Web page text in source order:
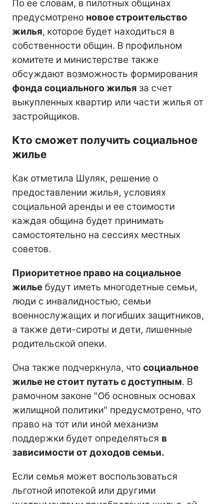
По ее словам, в пилотных общинах
предусмотрено новое строительство
жилья, которое будет находиться в
собственности общин. В профильном
комитете и министерстве также
обсуждают возможность формирования
фонда социального жилья за счет
выкупленных квартир или части жилья от
застройщиков.
Кто сможет получить социальное
жилье
Как отметила Шуляк, решение о
предоставлении жилья, условиях
социальной аренды и ее стоимости
каждая община будет принимать
самостоятельно на сессиях местных
советов.
Приоритетное право на социальное
жилье будут иметь многодетные семьи,
люди с инвалидностью, семьи
военнослужащих и погибших защитников,
а также дети-сироты и дети, лишенные
родительской опеки.
Она также подчеркнула, что социальное
жилье не стоит путать с доступным. В
рамочном законе "Об основных основах
жилищной политики" предусмотрено, что
право на тот или иной механизм
поддержки будет определяться в
зависимости от доходов семьи.
Если семья может воспользоваться
льготной ипотекой или другими